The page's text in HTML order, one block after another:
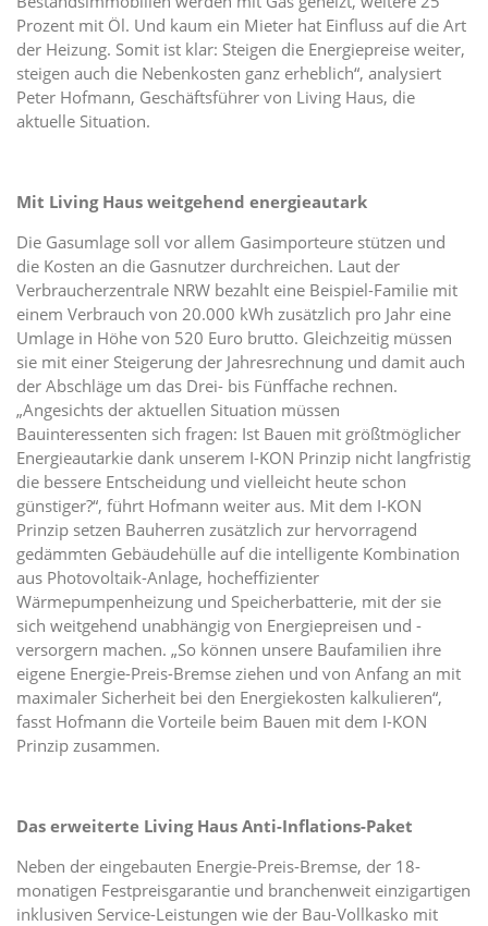
Prozent mit Öl. Und kaum ein Mieter hat Einfluss auf die Art
der Heizung. Somit ist klar: Steigen die Energiepreise weiter,
steigen auch die Nebenkosten ganz erheblich“, analysiert
Peter Hofmann, Geschäftsführer von Living Haus, die
aktuelle Situation.
Mit Living Haus weitgehend energieautark
Die Gasumlage soll vor allem Gasimporteure stützen und
die Kosten an die Gasnutzer durchreichen. Laut der
Verbraucherzentrale NRW bezahlt eine Beispiel-Familie mit
einem Verbrauch von 20.000 kWh zusätzlich pro Jahr eine
Umlage in Höhe von 520 Euro brutto. Gleichzeitig müssen
sie mit einer Steigerung der Jahresrechnung und damit auch
der Abschläge um das Drei- bis Fünffache rechnen.
„Angesichts der aktuellen Situation müssen
Bauinteressenten sich fragen: Ist Bauen mit größtmöglicher
Energieautarkie dank unserem I-KON Prinzip nicht langfristig
die bessere Entscheidung und vielleicht heute schon
günstiger?“, führt Hofmann weiter aus. Mit dem I-KON
Prinzip setzen Bauherren zusätzlich zur hervorragend
gedämmten Gebäudehülle auf die intelligente Kombination
aus Photovoltaik-Anlage, hocheffizienter
Wärmepumpenheizung und Speicherbatterie, mit der sie
sich weitgehend unabhängig von Energiepreisen und -
versorgern machen. „So können unsere Baufamilien ihre
eigene Energie-Preis-Bremse ziehen und von Anfang an mit
maximaler Sicherheit bei den Energiekosten kalkulieren“,
fasst Hofmann die Vorteile beim Bauen mit dem I-KON
Prinzip zusammen.
Das erweiterte Living Haus Anti-Inflations-Paket
Neben der eingebauten Energie-Preis-Bremse, der 18-
monatigen Festpreisgarantie und branchenweit einzigartigen
inklusiven Service-Leistungen wie der Bau-Vollkasko mit